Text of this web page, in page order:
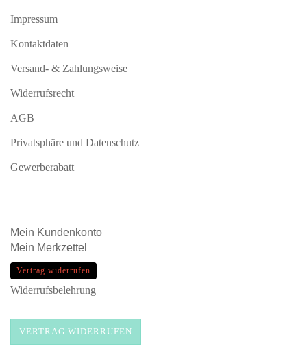
Impressum
Kontaktdaten
Versand- & Zahlungsweise
Widerrufsrecht
AGB
Privatsphäre und Datenschutz
Gewerberabatt
Mein Kundenkonto
Mein Merkzettel
Vertrag widerrufen
Widerrufsbelehrung
VERTRAG WIDERRUFEN